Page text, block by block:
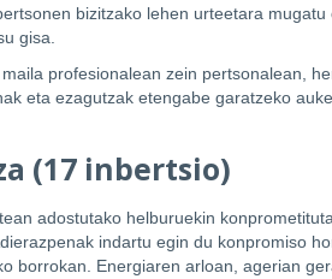
bizitzako lehen urteetara mugatu
gisa.
profesionalean zein pertsonalean,
eta ezagutzak etengabe garatzeko
(17 inbertsio)
adostutako helburuekin
indartu egin du konpromiso
borrokan. Energiaren arloan, agerian